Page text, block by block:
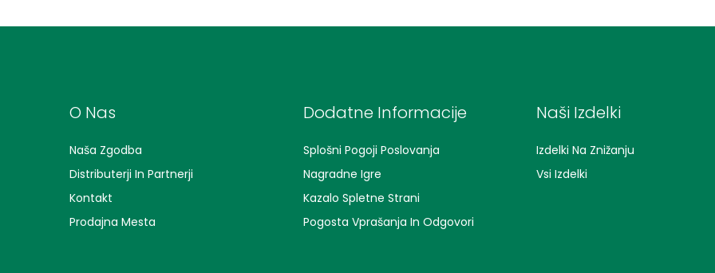
O Nas
Naša Zgodba
Distributerji In Partnerji
Kontakt
Prodajna Mesta
Dodatne Informacije
Splošni Pogoji Poslovanja
Nagradne Igre
Kazalo Spletne Strani
Pogosta Vprašanja In Odgovori
Naši Izdelki
Izdelki Na Znižanju
Vsi Izdelki